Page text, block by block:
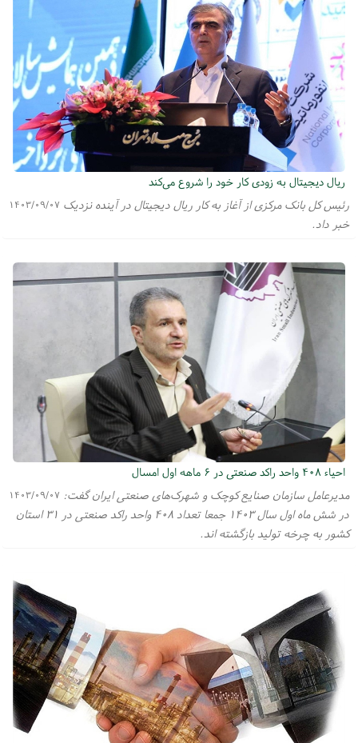
ریال دیجیتال به زودی کار خود را شروع می‌کند
۱۴۰۳/۰۹/۰۷ رئیس کل بانک مرکزی از آغاز به کار ریال دیجیتال در آینده نزدیک
خبر داد.
احیاء ۴۰۸ واحد راکد صنعتی در ۶ ماهه اول امسال
۱۴۰۳/۰۹/۰۷ مدیرعامل سازمان صنایع کوچک و شهرک‌های صنعتی ایران گفت:
در شش ماه اول سال ۱۴۰۳ جمعا تعداد ۴۰۸ واحد راکد صنعتی در ۳۱ استان
کشور به چرخه تولید بازگشته اند.